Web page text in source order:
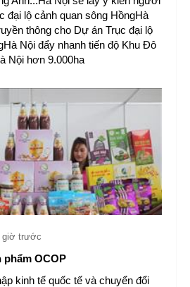
đại lộ cảnh quan sông HồngHà
thông cho Dự án Trục đại lộ
Nội đẩy nhanh tiến độ Khu Đô
Nội hơn 9.000ha
giờ trước
phẩm OCOP
kinh tế quốc tế và chuyển đổi